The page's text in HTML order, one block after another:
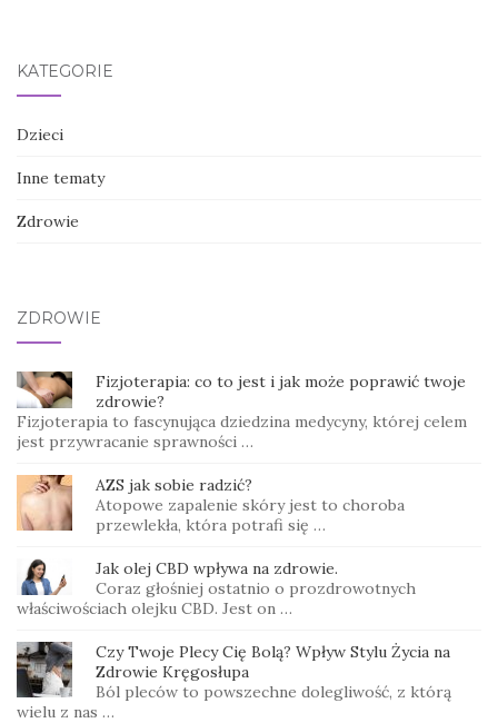
KATEGORIE
Dzieci
Inne tematy
Zdrowie
ZDROWIE
Fizjoterapia: co to jest i jak może poprawić twoje
zdrowie?
Fizjoterapia to fascynująca dziedzina medycyny, której celem
jest przywracanie sprawności …
AZS jak sobie radzić?
Atopowe zapalenie skóry jest to choroba
przewlekła, która potrafi się …
Jak olej CBD wpływa na zdrowie.
Coraz głośniej ostatnio o prozdrowotnych
właściwościach olejku CBD. Jest on …
Czy Twoje Plecy Cię Bolą? Wpływ Stylu Życia na
Zdrowie Kręgosłupa
Ból pleców to powszechne dolegliwość, z którą
wielu z nas …